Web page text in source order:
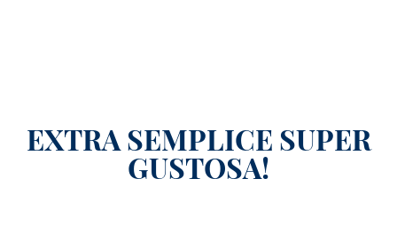
EXTRA SEMPLICE SUPER
GUSTOSA!